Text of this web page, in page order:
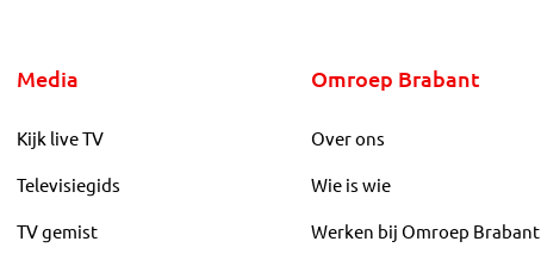
Media
Kijk live TV
Televisiegids
TV gemist
Omroep Brabant
Over ons
Wie is wie
Werken bij Omroep Brabant